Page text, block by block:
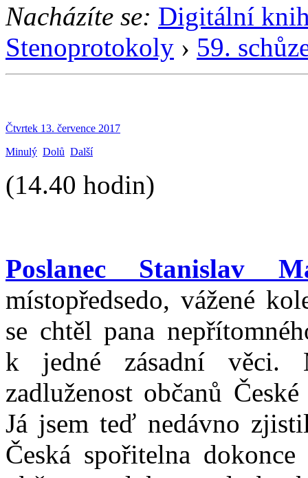
Nacházíte se: Digitální
Stenoprotokoly › 59.
Čtvrtek 13. července 2017
Minulý Dolů Další
(14.40 hodin)
Poslanec Stanislav
místopředsedo, vážené
se chtěl pana
k jedné zásadní věci.
zadluženost občanů
Já jsem teď nedávno
Česká spořitelna